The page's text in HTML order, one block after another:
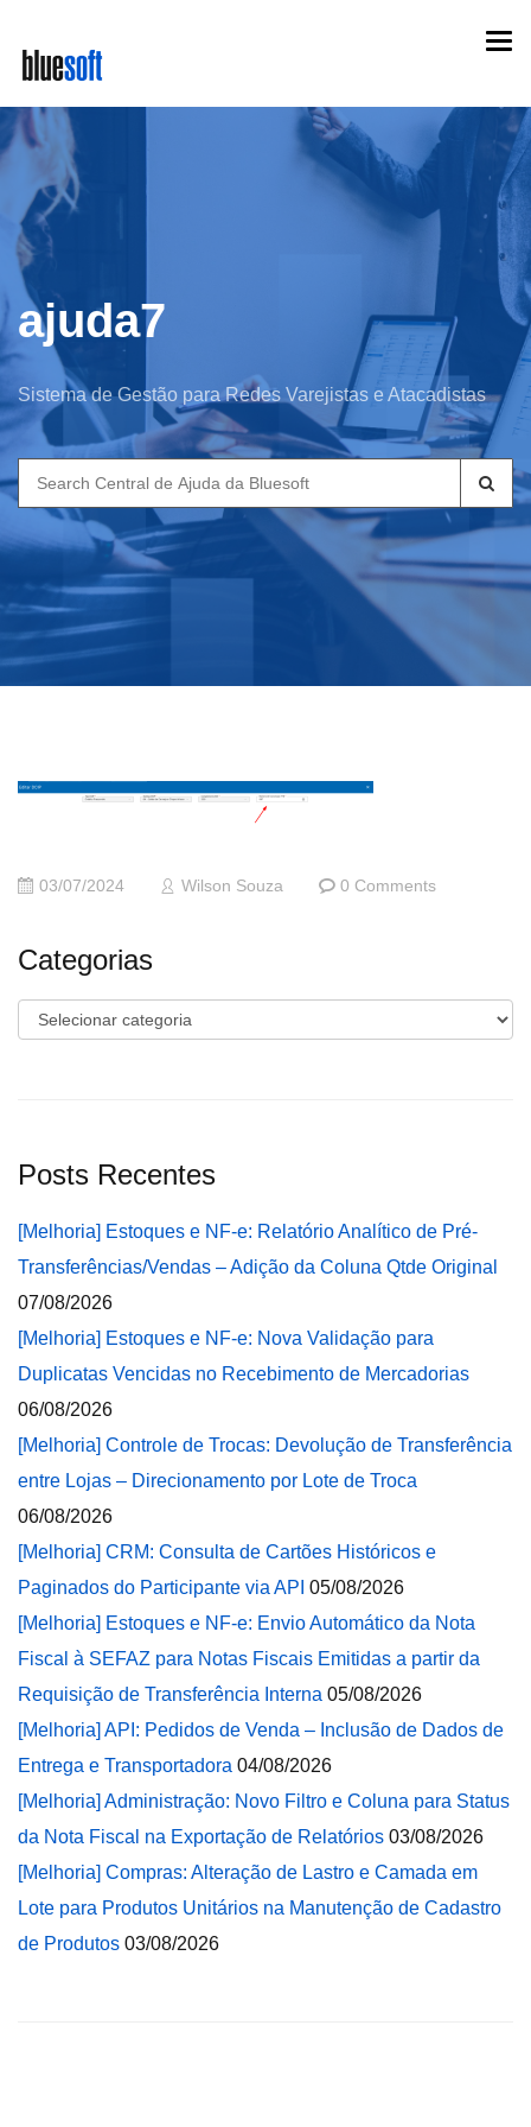
main
content
ajuda7
Sistema de Gestão para Redes Varejistas e Atacadistas
Search
for:
03/07/2024 Wilson Souza 0 Comments
Categorias
Categorias
Posts Recentes
[Melhoria] Estoques e NF-e: Relatório Analítico de Pré-
Transferências/Vendas – Adição da Coluna Qtde Original
07/08/2026
[Melhoria] Estoques e NF-e: Nova Validação para
Duplicatas Vencidas no Recebimento de Mercadorias
06/08/2026
[Melhoria] Controle de Trocas: Devolução de Transferência
entre Lojas – Direcionamento por Lote de Troca
06/08/2026
[Melhoria] CRM: Consulta de Cartões Históricos e
Paginados do Participante via API 05/08/2026
[Melhoria] Estoques e NF-e: Envio Automático da Nota
Fiscal à SEFAZ para Notas Fiscais Emitidas a partir da
Requisição de Transferência Interna 05/08/2026
[Melhoria] API: Pedidos de Venda – Inclusão de Dados de
Entrega e Transportadora 04/08/2026
[Melhoria] Administração: Novo Filtro e Coluna para Status
da Nota Fiscal na Exportação de Relatórios 03/08/2026
[Melhoria] Compras: Alteração de Lastro e Camada em
Lote para Produtos Unitários na Manutenção de Cadastro
de Produtos 03/08/2026